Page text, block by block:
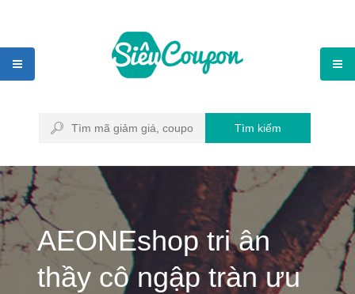
Tìm kiếm
AEONEshop tri ân
thầy cô ngập tràn ưu